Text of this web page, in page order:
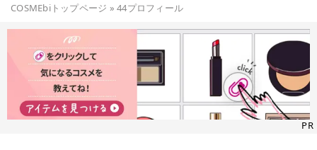
ーーーーーーーーーーーーー (˘ω˘){ここで購入できるよ✌️
MAYBELLINE NEWYORK ファッションブロウ パウダーインペン
シルN/BR-4 ¥1199 ーーーーーーーーーーーーーーーーーーー
ーー #maybelline #メイビリン #アイブロウ #ファッションブ
ロウ #パウダーインペンシル #ペンシルアイブロウ #ブラウン
#ウォータプルーフ #コスメ ーーーーーーーーーーーーーーー
ーーーーーー
COSMEbiトップページ »44プロフィール
PR